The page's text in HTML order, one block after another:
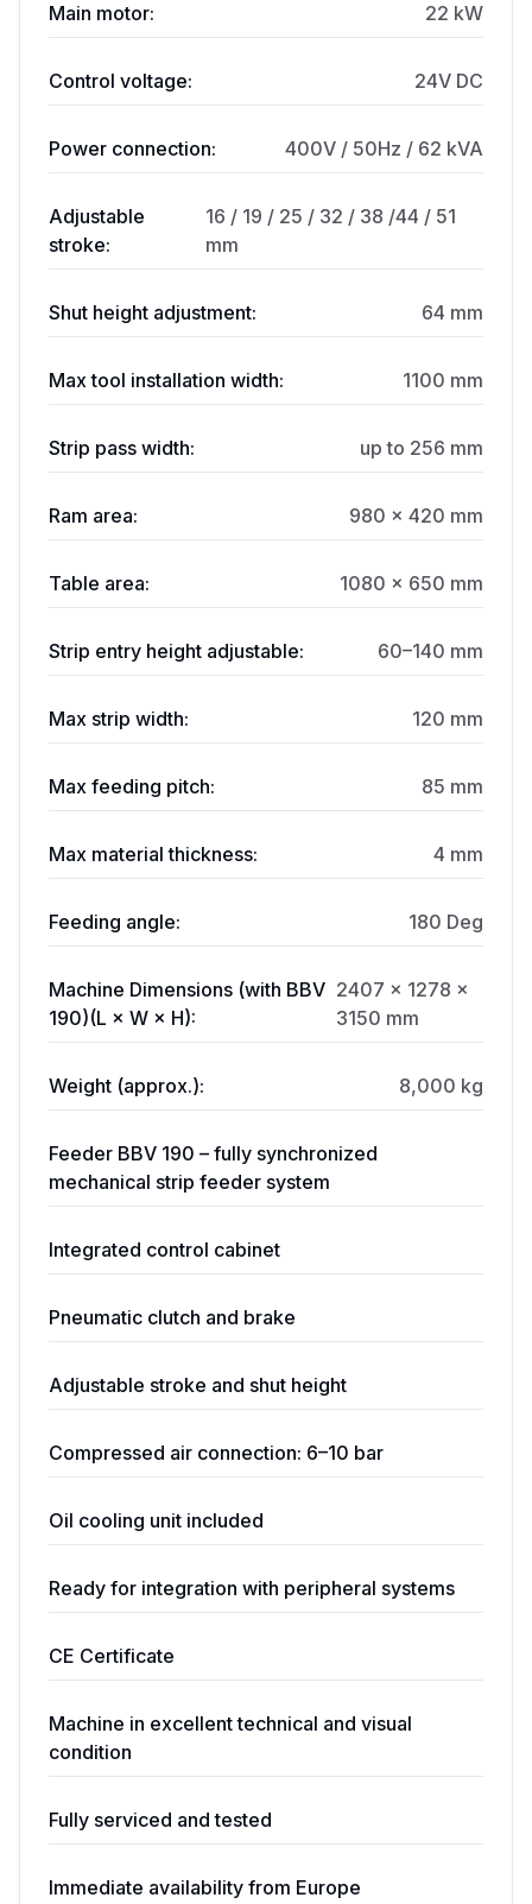
Main motor: 22 kW
Control voltage: 24V DC
Power connection: 400V / 50Hz / 62 kVA
Adjustable
stroke:
16 / 19 / 25 / 32 / 38 /44 / 51
mm
Shut height adjustment: 64 mm
Max tool installation width: 1100 mm
Strip pass width: up to 256 mm
Ram area: 980 × 420 mm
Table area: 1080 × 650 mm
Strip entry height adjustable: 60–140 mm
Max strip width: 120 mm
Max feeding pitch: 85 mm
Max material thickness: 4 mm
Feeding angle: 180 Deg
Machine Dimensions (with BBV
190)(L × W × H):
2407 × 1278 ×
3150 mm
Weight (approx.): 8,000 kg
Feeder BBV 190 – fully synchronized
mechanical strip feeder system
Integrated control cabinet
Pneumatic clutch and brake
Adjustable stroke and shut height
Compressed air connection: 6–10 bar
Oil cooling unit included
Ready for integration with peripheral systems
CE Certificate
Machine in excellent technical and visual
condition
Fully serviced and tested
Immediate availability from Europe